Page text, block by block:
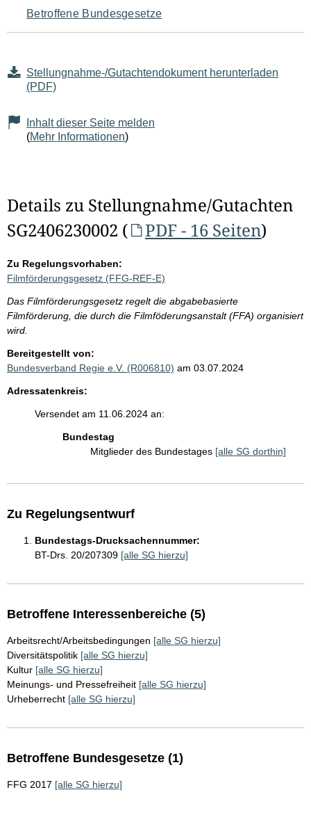
Betroffene Bundesgesetze
Stellungnahme-/Gutachtendokument herunterladen
(PDF)
Inhalt dieser Seite melden
(Mehr Informationen)
Details zu Stellungnahme/Gutachten
SG2406230002 (
PDF - 16 Seiten)
Zu Regelungsvorhaben:
Filmförderungsgesetz (FFG-REF-E)
Das Filmförderungsgesetz regelt die abgabebasierte
Filmförderung, die durch die Filmföderungsanstalt (FFA) organisiert
wird.
Bereitgestellt von:
Bundesverband Regie e.V. (R006810) am 03.07.2024
Adressatenkreis:
Versendet am 11.06.2024 an:
Bundestag
Mitglieder des Bundestages [alle SG dorthin]
Zu Regelungsentwurf
Bundestags-Drucksachennummer:
BT-Drs. 20/207309 [alle SG hierzu]
Betroffene Interessenbereiche (5)
Arbeitsrecht/Arbeitsbedingungen [alle SG hierzu]
Diversitätspolitik [alle SG hierzu]
Kultur [alle SG hierzu]
Meinungs- und Pressefreiheit [alle SG hierzu]
Urheberrecht [alle SG hierzu]
Betroffene Bundesgesetze (1)
FFG 2017 [alle SG hierzu]